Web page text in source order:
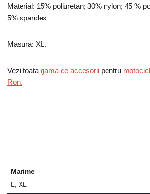
Material: 15% poliuretan; 30% nylon; 45 %
5% spandex
Masura: XL.
Vezi toata gama de accesorii pentru
Ron.
Marime
L, XL